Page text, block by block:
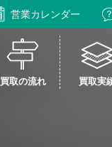
営業カレンダー
買取の流れ 買取実